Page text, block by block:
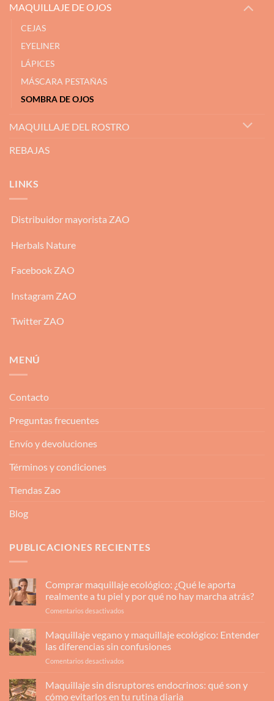
MAQUILLAJE DE OJOS
CEJAS
EYELINER
LÁPICES
MÁSCARA PESTAÑAS
SOMBRA DE OJOS
MAQUILLAJE DEL ROSTRO
REBAJAS
LINKS
Distribuidor mayorista ZAO
Herbals Nature
Facebook ZAO
Instagram ZAO
Twitter ZAO
MENÚ
Contacto
Preguntas frecuentes
Envío y devoluciones
Términos y condiciones
Tiendas Zao
Blog
PUBLICACIONES RECIENTES
Comprar maquillaje ecológico: ¿Qué le aporta
realmente a tu piel y por qué no hay marcha atrás?
Comentarios desactivados
ecológico:
¿Qué
realmente
Maquillaje vegano y maquillaje ecológico: Entender
las diferencias sin confusiones
Comentarios desactivados
vegano
Maquillaje sin disruptores endocrinos: qué son y
cómo evitarlos en tu rutina diaria